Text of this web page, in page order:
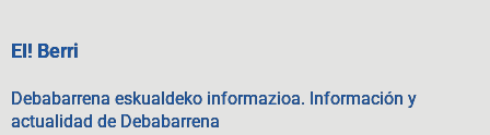
EI! Berri
Debabarrena eskualdeko informazioa. Información y
actualidad de Debabarrena